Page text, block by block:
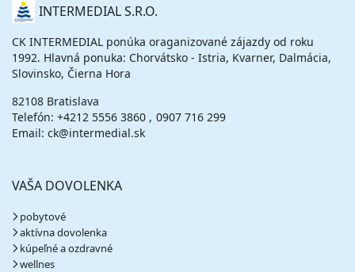
O
NÁS INTERMEDIAL S.R.O.
CK INTERMEDIAL ponúka oraganizované zájazdy od roku
1992. Hlavná ponuka: Chorvátsko - Istria, Kvarner, Dalmácia,
Slovinsko, Čierna Hora
82108 Bratislava
Telefón: +4212 5556 3860
0907 716 299
Email: ck@intermedial.sk
VAŠA DOVOLENKA
pobytové
aktívna dovolenka
kúpeľné a ozdravné
wellnes